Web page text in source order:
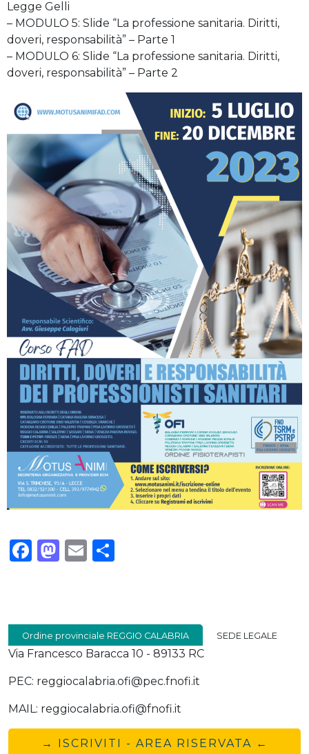
Legge Gelli
– MODULO 5: Slide “La professione sanitaria. Diritti,
doveri, responsabilità” – Parte 1
– MODULO 6: Slide “La professione sanitaria. Diritti,
doveri, responsabilità” – Parte 2
Facebook
Mastodon
Email
Ordine provinciale REGGIO CALABRIA SEDE LEGALE
Via Francesco Baracca 10 - 89133 RC
PEC: reggiocalabria.ofi@pec.fnofi.it
MAIL: reggiocalabria.ofi@fnofi.it
→ ISCRIVITI - AREA RISERVATA ←